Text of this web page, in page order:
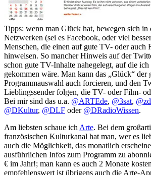
Tipps: wenn man Glück hat, bewegen sich in
Netzwerken (sei es Facebook, oder viel
Menschen, die einen auf gute TV- oder auch
hinweisen. So mancher Hinweis auf der
schon gute TV-Inhalte nahegelegt, auf die ich
gekommen wäre. Man kann das „Glück“ der
Programmauswahl auch forcieren, und den
Lieblingssender folgen, die TV- oder Film-
Bei mir sind das u.a. @ARTEde, @3sat,
@DKultur, @DLF oder @DRadioWissen.
Am liebsten schaue ich Arte. Bei dem
französischen Kulturkanal hat man, wer es
auch die Möglichkeit, das monatlich
ausführlichen Infos zum Programm zu
€ im Jahr!; man kann es auch 2 Monate
empfehlenswert ist übrigens auch die Arte-